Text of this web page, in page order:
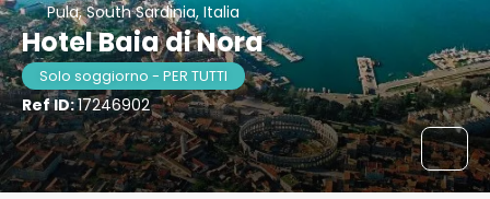
Pula, South Sardinia, Italia
Hotel Baia di Nora
Solo soggiorno - PER TUTTI
Ref ID:17246902